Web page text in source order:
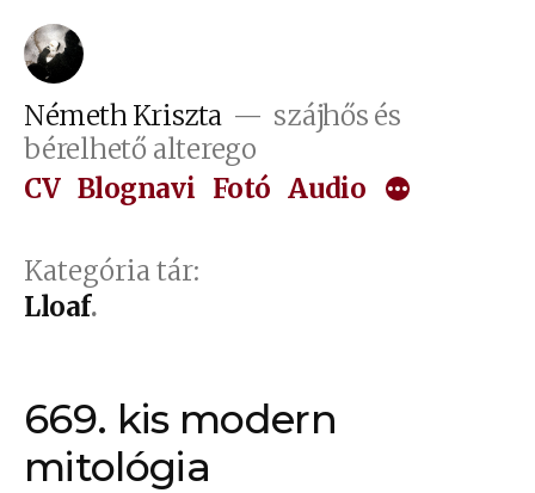
Tartalomhoz
Németh Kriszta
szájhős és
bérelhető alterego
CV Blognavi Fotó Audio
Kategória tár:
Lloaf
669. kis modern
mitológia